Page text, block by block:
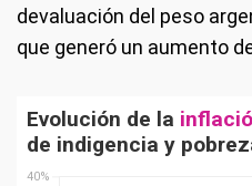
devaluación del peso
que generó un aumento